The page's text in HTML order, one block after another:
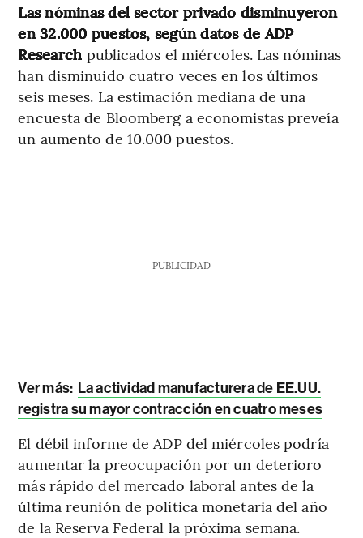
Las nóminas del sector privado disminuyeron
en 32.000 puestos, según datos de ADP
Research publicados el miércoles. Las nóminas
han disminuido cuatro veces en los últimos
seis meses. La estimación mediana de una
encuesta de Bloomberg a economistas preveía
un aumento de 10.000 puestos.
PUBLICIDAD
Ver más: La actividad manufacturera de EE.UU.
registra su mayor contracción en cuatro meses
El débil informe de ADP del miércoles podría
aumentar la preocupación por un deterioro
más rápido del mercado laboral antes de la
última reunión de política monetaria del año
de la Reserva Federal la próxima semana.